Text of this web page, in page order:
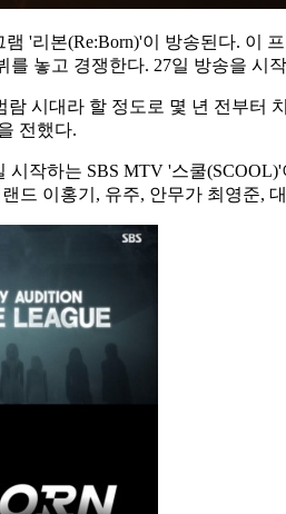
'리본(Re:Born)'이 방송된다. 이
놓고 경쟁한다. 27일 방송을 시
시대라 할 정도로 몇 년 전부
전했다.
작하는 SBS MTV '스쿨
드 이홍기, 유주, 안무가 최영준,